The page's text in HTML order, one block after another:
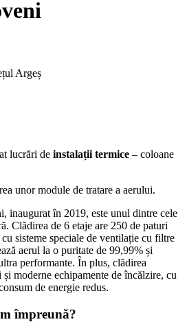
Argeș
lucrări de instalații termice – coloane
unor module de tratare a aerului.
inaugurat în 2019, este unul dintre cele
Clădirea de 6 etaje are 250 de paturi
sisteme speciale de ventilație cu filtre
aerul la o puritate de 99,99% și
performante. În plus, clădirea
moderne echipamente de încălzire, cu
de energie redus.
împreună?